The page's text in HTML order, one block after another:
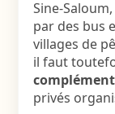
Sine-
par des bus
villages de
il faut
privés